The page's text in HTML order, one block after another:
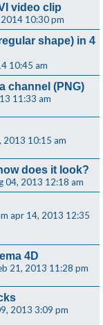
video clip
10:30 pm
shape) in 4
10:45 am
channel (PNG)
11:33 am
2013 10:15 am
does it look?
04, 2013 12:18 am
apr 14, 2013 12:35
4D
21, 2013 11:28 pm
2013 3:09 pm